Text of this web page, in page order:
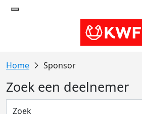
Sponsor
Zoek een deelnemer